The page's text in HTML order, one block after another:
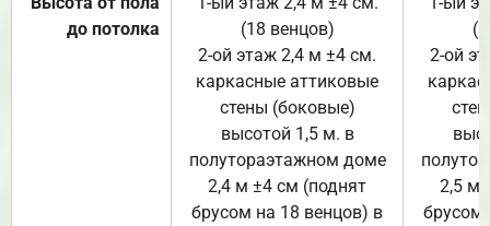
до потолка
(18 венцов)
2-ой этаж 2,4 м ±4 см.
каркасные аттиковые
стены (боковые)
высотой 1,5 м. в
полутораэтажном доме
2,4 м ±4 см (поднят
брусом на 18 венцов) в
2-ой
2,5 м
брусом